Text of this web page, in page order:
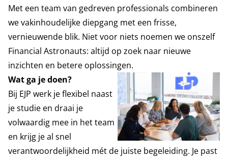
Met een team van gedreven professionals combineren
we vakinhoudelijke diepgang met een frisse,
vernieuwende blik. Niet voor niets noemen we onszelf
Financial Astronauts: altijd op zoek naar nieuwe
inzichten en betere oplossingen.
Wat ga je doen?
Bij EJP werk je flexibel naast
je studie en draai je
volwaardig mee in het team
en krijg je al snel
verantwoordelijkheid mét de juiste begeleiding. Je past